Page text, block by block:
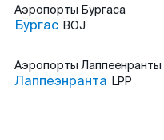
Аэропорты Бургаса
Бургас BOJ
Аэропорты Лаппеенранты
Лаппеэнранта LPP